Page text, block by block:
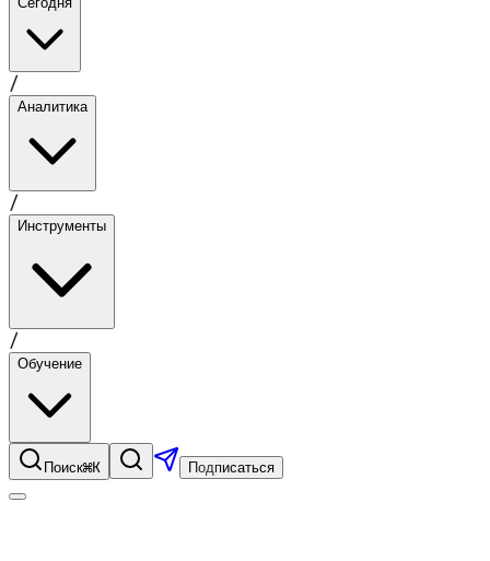
/
Аналитика
/
Инструменты
/
Обучение
Поиск⌘K Подписаться